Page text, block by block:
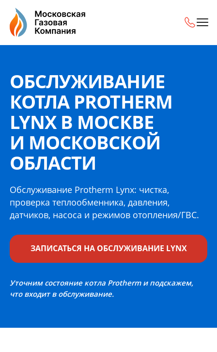
ОБСЛУЖИВАНИЕ
КОТЛА PROTHERM
LYNX В МОСКВЕ
И МОСКОВСКОЙ
ОБЛАСТИ
Обслуживание Protherm Lynx: чистка,
проверка теплообменника, давления,
датчиков, насоса и режимов отопления/ГВС.
ЗАПИСАТЬСЯ НА ОБСЛУЖИВАНИЕ LYNX
Уточним состояние котла Protherm и подскажем,
что входит в обслуживание.